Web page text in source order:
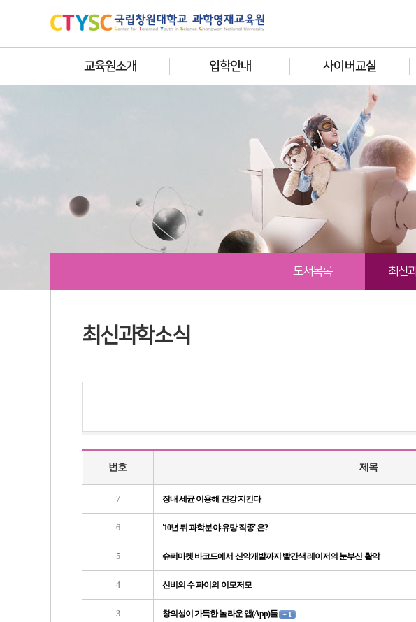
교육원소개 입학안내 사이버교실
도서목록 최신
최신과학소식
번호 제목
7 장내 세균 이용해 건강 지킨다
6 '10년 뒤 과학분야 유망 직종' 은?
5 슈퍼마켓 바코드에서 신약개발까지 빨간색 레이저의 눈부신 활약
4 신비의 수 파이의 이모저모
3 창의성이 가득한 놀라운 앱(App)들 + 1